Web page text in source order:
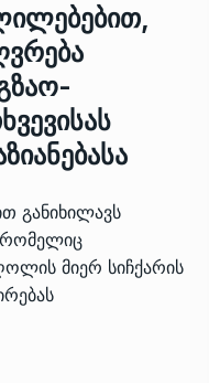
განიხილავს
მიერ სიჩქარის